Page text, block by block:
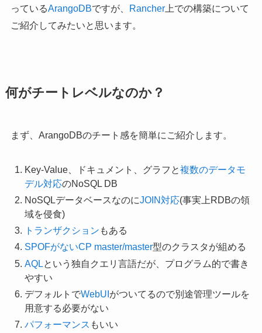
っているArangoDBですが、 Rancher上での構築について
ご紹介してみたいと思います。
何がチートレベルなのか？
まず、ArangoDBのチート感を簡単にご紹介します。
Key-Value、ドキュメント、グラフと複数のデータモ
デル対応のNoSQL DB
NoSQLデータベースなのにJOIN対応(事実上RDBの領
域を侵食)
トランザクション もある
SPOFがないCP master/master型のクラスタが組める
AQL という独自クエリ言語だが、プログラム的で書き
やすい
デフォルトでWebUIがついてるので別途管理ツールを
用意する必要がない
パフォーマンス もいい